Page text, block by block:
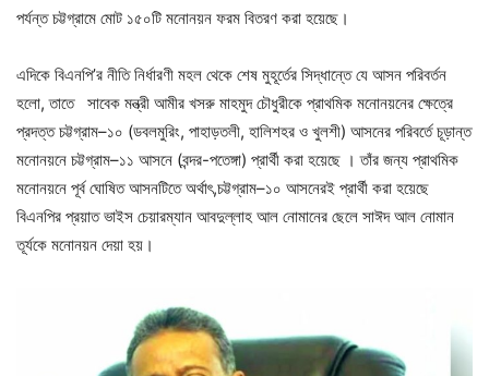
পর্যন্ত চট্টগ্রামে মোট ১৫০টি মনোনয়ন ফরম বিতরণ করা হয়েছে।
এদিকে বিএনপি’র নীতি নির্ধারণী মহল থেকে শেষ মুহূর্তের সিদ্ধান্তে যে আসন পরিবর্তন
হলো, তাতে সাবেক মন্ত্রী আমীর খসরু মাহমুদ চৌধুরীকে প্রাথমিক মনোনয়নের ক্ষেত্রে
প্রদত্ত চট্টগ্রাম–১০ (ডবলমুরিং, পাহাড়তলী, হালিশহর ও খুলশী) আসনের পরিবর্তে চূড়ান্ত
মনোনয়নে চট্টগ্রাম–১১ আসনে (বন্দর-পতেঙ্গা) প্রার্থী করা হয়েছে । তাঁর জন্য প্রাথমিক
মনোনয়নে পূর্ব ঘোষিত আসনটিতে অর্থাৎ,চট্টগ্রাম–১০ আসনেরই প্রার্থী করা হয়েছে
বিএনপির প্রয়াত ভাইস চেয়ারম্যান আবদুল্লাহ আল নোমানের ছেলে সাঈদ আল নোমান
তূর্যকে মনোনয়ন দেয়া হয়।